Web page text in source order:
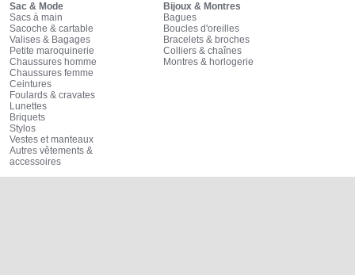
Sac & Mode
Sacs à main
Sacoche & cartable
Valises & Bagages
Petite maroquinerie
Chaussures homme
Chaussures femme
Ceintures
Foulards & cravates
Lunettes
Briquets
Stylos
Vestes et manteaux
Autres vêtements &
accessoires
Bijoux & Montres
Bagues
Boucles d'oreilles
Bracelets & broches
Colliers & chaînes
Montres & horlogerie